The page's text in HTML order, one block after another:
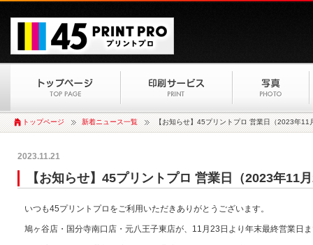
トップページ 新着ニュース一覧 【お知らせ】45プリントプロ 営業日（2023年11
2023.11.21
【お知らせ】45プリントプロ 営業日（2023年11
いつも45プリントプロをご利用いただきありがとうございます。
鳩ヶ谷店・国分寺南口店・元八王子東店が、11月23日より年末最終営業日